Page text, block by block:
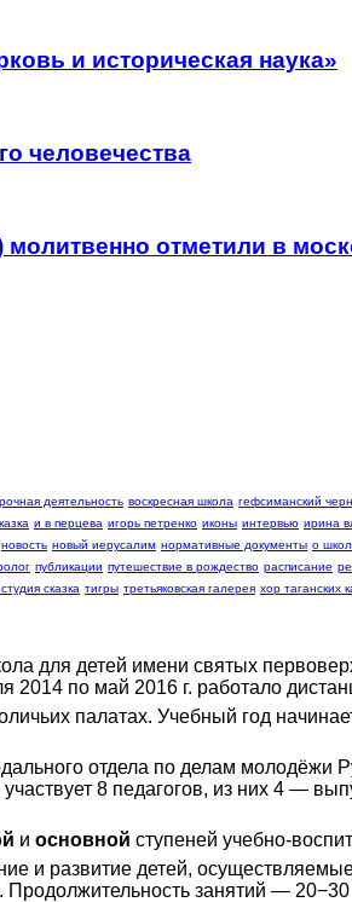
и историческая наука»
человечества
отметили в
деятельность воскресная школа гефсиманский
и в перцева игорь петренко иконы интервью ирина
новость новый иерусалим нормативные документы о
публикации путешествие в рождество расписание
сказка тигры третьяковская галерея хор таганских
для детей имени святых
по май 2016 г. работало
палатах. Учебный год
отдела по делам молодёжи
8 педагогов, из них 4 —
и основной ступеней учебно-
и развитие детей,
занятий — 20−30